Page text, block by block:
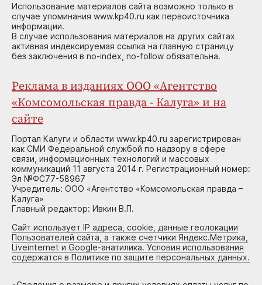
Использование материалов сайта возможно только в
случае упоминания www.kp40.ru как первоисточника
информации.
В случае использования материалов на других сайтах
активная индексируемая ссылка на главную страницу
без заключения в no-index, no-follow обязательна.
Реклама в изданиях ООО «Агентство
«Комсомольская правда - Калуга» и на
сайте
Портал Калуги и области www.kp40.ru зарегистрирован
как СМИ Федеральной службой по надзору в сфере
связи, информационных технологий и массовых
коммуникаций 11 августа 2014 г. Регистрационный номер:
Эл №ФС77-58967
Учредитель: ООО «Агентство «Комсомольская правда –
Калуга»
Главный редактор: Ивкин В.П.
Сайт использует IP адреса, cookie, данные геолокации
Пользователей сайта, а также счетчики Яндекс.Метрика,
Liveinternet и Google-анатилика. Условия использования
содержатся в Политике по защите персональных данных.